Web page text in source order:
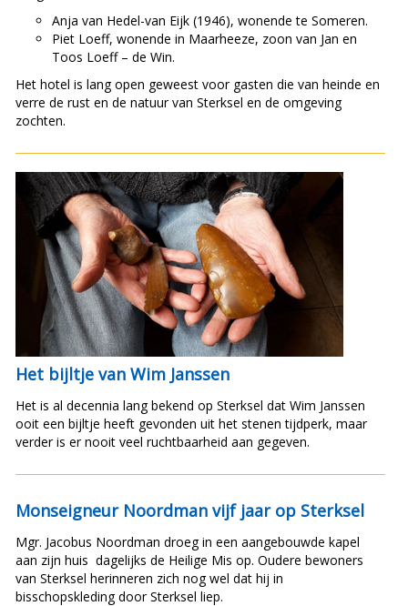
Anja van Hedel-van Eijk (1946), wonende te Someren.
Piet Loeff, wonende in Maarheeze, zoon van Jan en
Toos Loeff – de Win.
Het hotel is lang open geweest voor gasten die van heinde en
verre de rust en de natuur van Sterksel en de omgeving
zochten.
Het bijltje van Wim Janssen
Het is al decennia lang bekend op Sterksel dat Wim Janssen
ooit een bijltje heeft gevonden uit het stenen tijdperk, maar
verder is er nooit veel ruchtbaarheid aan gegeven.
Monseigneur Noordman vijf jaar op Sterksel
Mgr. Jacobus Noordman droeg in een aangebouwde kapel
aan zijn huis dagelijks de Heilige Mis op. Oudere bewoners
van Sterksel herinneren zich nog wel dat hij in
bisschopskleding door Sterksel liep.